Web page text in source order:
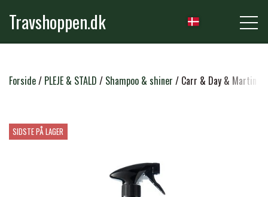
Travshoppen.dk
NYHEDER
GRIMER & TRÆKTOVE
RYTTER
Forside PLEJE & STALD Shampoo & shiner Carr & Day & Martin
SIDSTE PÅ LAGER